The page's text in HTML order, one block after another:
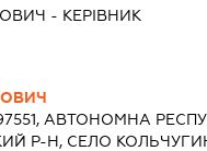
- КЕРІВНИК
АВТОНОМНА
Р-Н, СЕЛО